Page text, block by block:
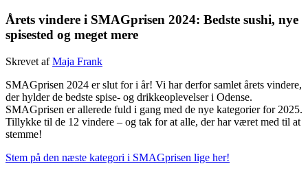
Årets vindere i SMAGprisen 2024: Bedste sushi, nye
spisested og meget mere
Skrevet afMaja Frank
SMAGprisen 2024 er slut for i år! Vi har derfor samlet årets vindere,
der hylder de bedste spise- og drikkeoplevelser i Odense.
SMAGprisen er allerede fuld i gang med de nye kategorier for 2025.
Tillykke til de 12 vindere – og tak for at alle, der har været med til at
stemme!
Stem på den næste kategori i SMAGprisen lige her!